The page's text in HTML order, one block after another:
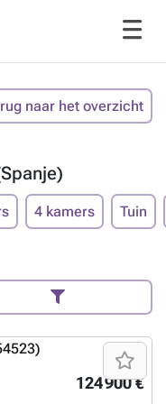
naar het overzicht
4 kamers Tuin
124 900 €